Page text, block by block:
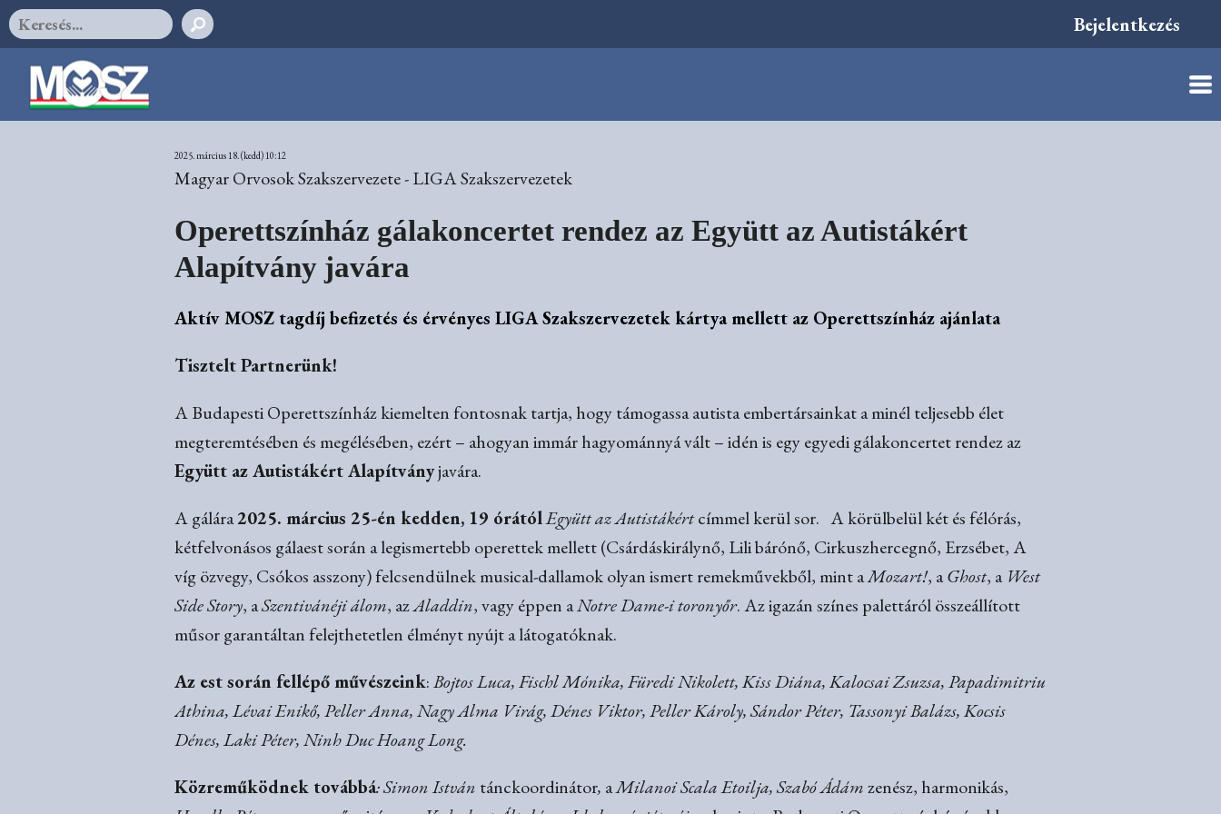
Bejelentkezés
2025. március 18. (kedd) 10:12
Magyar Orvosok Szakszervezete - LIGA Szakszervezetek
Operettszínház gálakoncertet rendez az Együtt az Autistákért
Alapítvány javára
Aktív MOSZ tagdíj befizetés és érvényes LIGA Szakszervezetek kártya mellett az Operettszínház ajánlata
Tisztelt Partnerünk!
A Budapesti Operettszínház kiemelten fontosnak tartja, hogy támogassa autista embertársainkat a minél teljesebb élet
megteremtésében és megélésében, ezért – ahogyan immár hagyománnyá vált – idén is egy egyedi gálakoncertet rendez az
Együtt az Autistákért Alapítványjavára.
A gálára2025. március 25-én kedden, 19 órátólEgyütt az Autistákértcímmel kerül sor. A körülbelül két és félórás,
kétfelvonásos gálaest során a legismertebb operettek mellett (Csárdáskirálynő, Lili bárónő, Cirkuszhercegnő, Erzsébet, A
víg özvegy, Csókos asszony) felcsendülnek musical-dallamok olyan ismert remekművekből, mint aMozart!, aGhost, a West
Side Story, aSzentivánéji álom, azAladdin, vagy éppen aNotre Dame-i toronyőr. Az igazán színes palettáról összeállított
műsor garantáltan felejthetetlen élményt nyújt a látogatóknak.
Az est során fellépő művészeink:Bojtos Luca, Fischl Mónika, Füredi Nikolett, Kiss Diána, Kalocsai Zsuzsa, Papadimitriu
Athina, Lévai Enikő, Peller Anna, Nagy Alma Virág, Dénes Viktor, Peller Károly, Sándor Péter, Tassonyi Balázs, Kocsis
Dénes, Laki Péter, Ninh Duc Hoang Long.
Közreműködnek továbbá: Simon István tánckoordinátor, aMilanoi Scala Etoilja, Szabó Ádámzenész, harmonikás,